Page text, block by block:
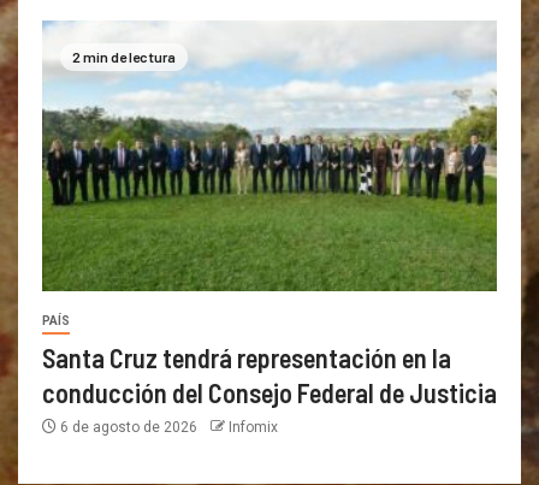
2 min de lectura
PAÍS
Santa Cruz tendrá representación en la
conducción del Consejo Federal de Justicia
6 de agosto de 2026 Infomix